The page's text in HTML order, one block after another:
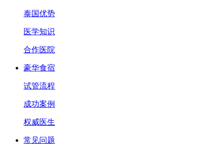
泰国优势
医学知识
合作医院
豪华食宿
试管流程
成功案例
权威医生
常见问题